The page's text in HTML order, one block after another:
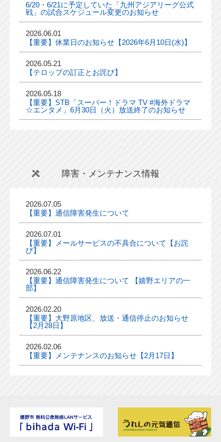
6/20・6/21に予定していた「九州アジアリーグ公式
戦」の試合スケジュール変更のお知らせ
2026.06.01
【重要】休業日のお知らせ【2026年6月10日(水)】
2026.05.21
【テロップの訂正とお詫び】
2026.05.18
【重要】STB「スーパー！ドラマ TV #海外ドラマ
☆エンタメ」6月30日（火）放送終了のお知らせ
障害・メンテナンス情報
2026.07.05
【重要】通信障害発生について
2026.07.01
【重要】メールサービスの不具合について【お詫
び】
2026.06.22
【重要】通信障害発生について 【嬉野エリアの一
部】
2026.02.20
【重要】大野原地区、放送・通信停止のお知らせ
【2月28日】
2026.02.06
【重要】メンテナンスのお知らせ【2月17日】